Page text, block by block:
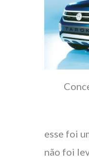
esse foi
não foi